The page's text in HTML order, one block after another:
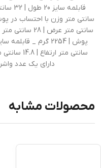
دارای یک عدد واشر
محصولات مشابه